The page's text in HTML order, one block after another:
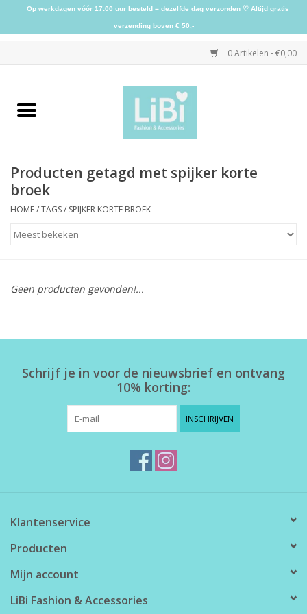
0 Artikelen - €0,00
Home
Kleding
Accessoires
Home deco
SALE
Producten getagd met spijker korte
broek
HOME/TAGS/ SPIJKER KORTE BROEK
Geen producten gevonden!...
Schrijf je in voor de nieuwsbrief en ontvang
10% korting:
INSCHRIJVEN
Klantenservice
Producten
Mijn account
LiBi Fashion & Accessories
Op werkdagen vóór 17:00 uur besteld = dezelfde dag verzonden ♡ Altijd gratis
verzending boven € 50,-